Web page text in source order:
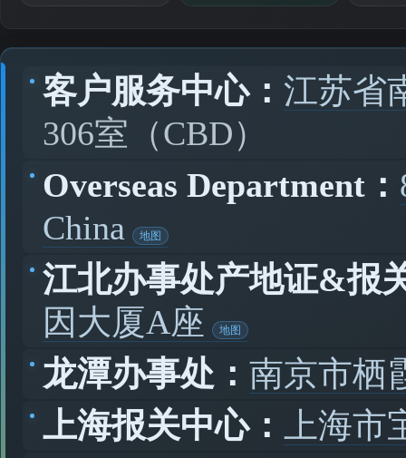
客户服务中心： 江苏省
306室（CBD）
Overseas Department：
China
江北办事处产地证&报
因大厦A座
龙潭办事处： 南京市栖
上海报关中心：
上海